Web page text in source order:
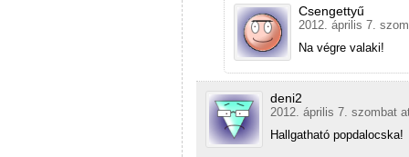
Csengettyű
2012. április 7.
Na végre valaki!
deni2
2012. április 7. szombat
Hallgatható popdalocska!